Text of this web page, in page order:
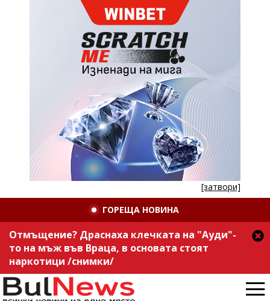
[затвори]
ГОРЕЩА НОВИНА
Отмъщение? Драснаха клечката на "Ауди"-
то на мъж във Враца, в основата стоят
наркотици /снимки/